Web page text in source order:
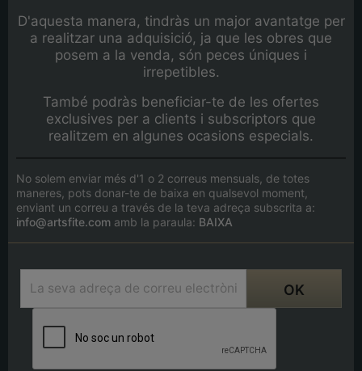
D'aquesta manera, tindràs un major avantatge per
a realitzar una adquisició, ja que les obres que
posem a la venda, són peces úniques i
irrepetibles.
També podràs beneficiar-te de les ofertes
exclusives per a clients i subscriptors que
realitzem en algunes ocasions especials.
No solem enviar més d'1 o 2 correus mensuals, de totes
maneres, pots donar-te de baixa en qualsevol moment,
enviant un correu a través de la teva adreça subscrita a:
info@artsfite.com amb la paraula: BAIXA